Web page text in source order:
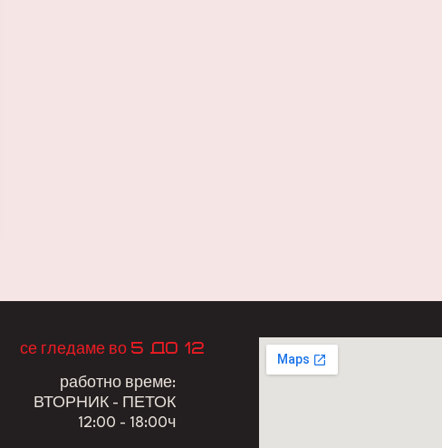
се гледаме во 5 до 12
работно време:
ВТОРНИК - ПЕТОК
12:00 - 18:00ч